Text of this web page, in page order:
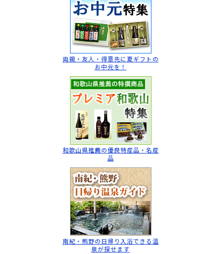
両親・友人・得意先に 夏ギフトの
お中元を！
和歌山県推薦の優良特産品・名産
品
南紀・熊野の日帰り入浴できる温
泉が探せます